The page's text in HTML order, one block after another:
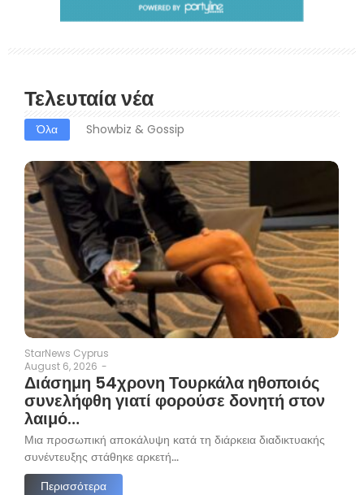
Τελευταία νέα
Όλα Showbiz & Gossip
StarNews Cyprus
August 6, 2026 -
Διάσημη 54χρονη Τουρκάλα ηθοποιός
συνελήφθη γιατί φορούσε δονητή στον
λαιμό…
Μια προσωπική αποκάλυψη κατά τη διάρκεια διαδικτυακής
συνέντευξης στάθηκε αρκετή...
Περισσότερα